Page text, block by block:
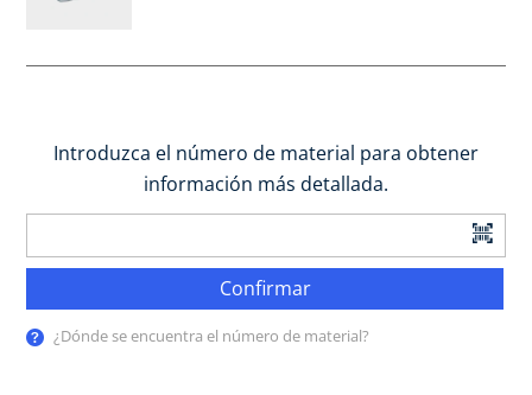
Introduzca el número de material para obtener
información más detallada.
Confirmar
¿Dónde se encuentra el número de material?